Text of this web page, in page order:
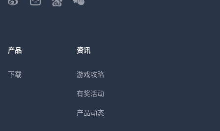
产品
下载
资讯
游戏攻略
有奖活动
产品动态